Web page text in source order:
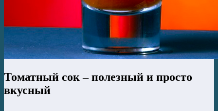
Томатный сок – полезный и просто
вкусный